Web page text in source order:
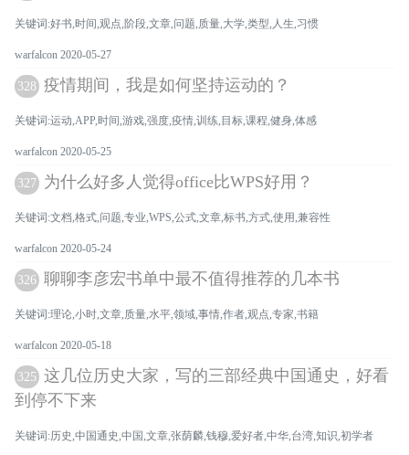
关键词:好书,时间,观点,阶段,文章,问题,质量,大学,类型,人生,习惯
warfalcon 2020-05-27
328 疫情期间，我是如何坚持运动的？
关键词:运动,APP,时间,游戏,强度,疫情,训练,目标,课程,健身,体感
warfalcon 2020-05-25
327 为什么好多人觉得office比WPS好用？
关键词:文档,格式,问题,专业,WPS,公式,文章,标书,方式,使用,兼容性
warfalcon 2020-05-24
326 聊聊李彦宏书单中最不值得推荐的几本书
关键词:理论,小时,文章,质量,水平,领域,事情,作者,观点,专家,书籍
warfalcon 2020-05-18
325 这几位历史大家，写的三部经典中国通史，好看
到停不下来
关键词:历史,中国通史,中国,文章,张荫麟,钱穆,爱好者,中华,台湾,知识,初学者